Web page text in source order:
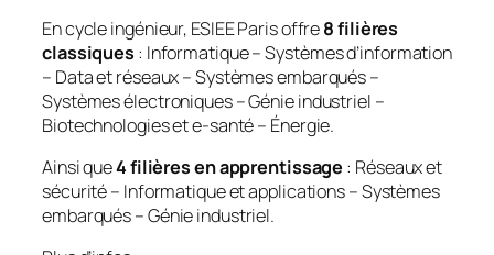
En cycle ingénieur, ESIEE Paris offre8 filières
classiques : Informatique – Systèmes d’information
– Data et réseaux – Systèmes embarqués –
Systèmes électroniques – Génie industriel –
Biotechnologies et e-santé – Énergie.
Ainsi que4 filières en apprentissage : Réseaux et
sécurité – Informatique et applications – Systèmes
embarqués – Génie industriel.